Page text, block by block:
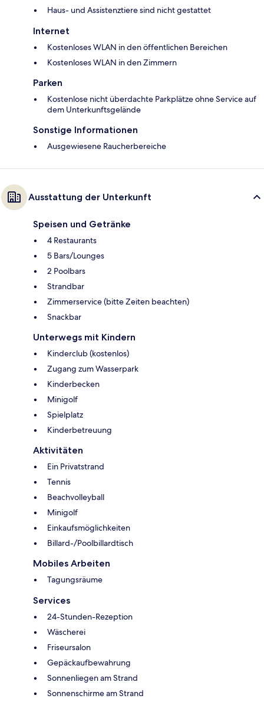
Haus- und Assistenztiere sind nicht gestattet
Internet
Kostenloses WLAN in den öffentlichen Bereichen
Kostenloses WLAN in den Zimmern
Parken
Kostenlose nicht überdachte Parkplätze ohne Service auf
dem Unterkunftsgelände
Sonstige Informationen
Ausgewiesene Raucherbereiche
Ausstattung der Unterkunft
Speisen und Getränke
4 Restaurants
5 Bars/Lounges
2 Poolbars
Strandbar
Zimmerservice (bitte Zeiten beachten)
Snackbar
Unterwegs mit Kindern
Kinderclub (kostenlos)
Zugang zum Wasserpark
Kinderbecken
Minigolf
Spielplatz
Kinderbetreuung
Aktivitäten
Ein Privatstrand
Tennis
Beachvolleyball
Minigolf
Einkaufsmöglichkeiten
Billard-/Poolbillardtisch
Mobiles Arbeiten
Tagungsräume
Services
24-Stunden-Rezeption
Wäscherei
Friseursalon
Gepäckaufbewahrung
Sonnenliegen am Strand
Sonnenschirme am Strand